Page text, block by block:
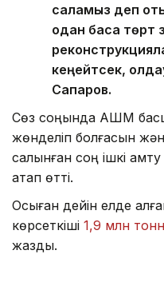
саламыз деп
одан басқа төрт
кеңейтсек,
Сапаров.
Сөз соңында АШМ
жөнделіп болғасын
салынған соң ішкі
атап өтті.
Осыған дейін елде
көрсеткіші 1,9 млн
жаздық.